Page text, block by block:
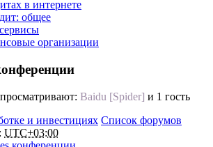
в интернете
общее
организации
Baidu [Spider] и 1 гость
и инвестициях Список форумов
UTC+03:00